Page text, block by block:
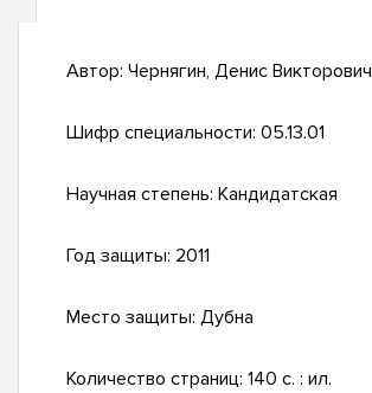
Автор: Чернягин, Денис Викторович
Шифр специальности: 05.13.01
Научная степень: Кандидатская
Год защиты: 2011
Место защиты: Дубна
Количество страниц: 140 с. : ил.